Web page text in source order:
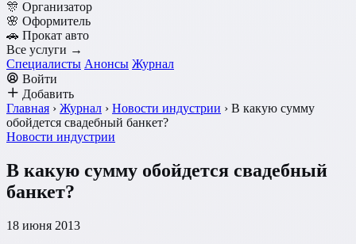
🎊 Организатор
🌸 Оформитель
🚗 Прокат авто
Все услуги →
Специалисты Анонсы Журнал
Войти
Добавить
Главная › Журнал › Новости индустрии › В какую сумму
обойдется свадебный банкет?
Новости индустрии
В какую сумму обойдется свадебный
банкет?
18 июня 2013